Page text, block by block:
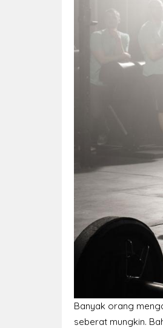
Banyak orang
seberat mungkin.